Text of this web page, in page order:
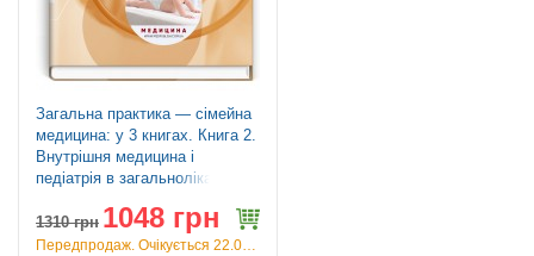
Загальна практика — сімейна
медицина: у 3 книгах. Книга 2.
Внутрішня медицина і
педіатрія в загальнолікарській
Бабінець, М.Ю. Бабаніна, В.I.
Величко та ін.
1310грн 1048 грн
Передпродаж. Очікується 22.09.26